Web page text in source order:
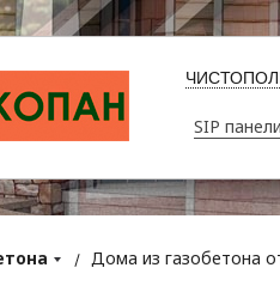
SIP панели
Дома из газобетона